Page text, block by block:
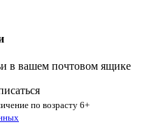
в вашем почтовом ящике
по возрасту 6+